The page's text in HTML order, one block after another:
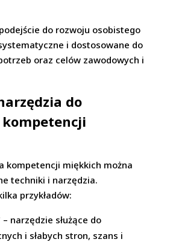
do rozwoju osobistego
i dostosowane do
oraz celów zawodowych i
do
kompetencji miękkich można
techniki i narzędzia.
przykładów:
– narzędzie służące do
i słabych stron, szans i